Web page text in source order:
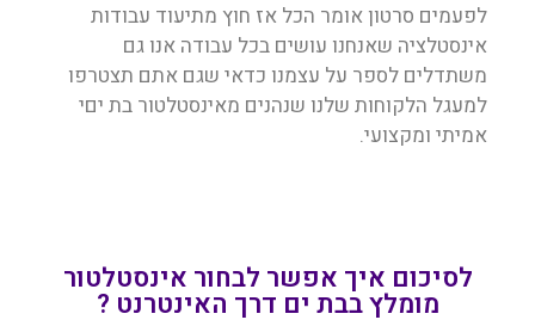
לפעמים סרטון אומר הכל אז חוץ מתיעוד עבודות
אינסטלציה שאנחנו עושים בכל עבודה אנו גם
משתדלים לספר על עצמנו כדאי שגם אתם תצטרפו
למעגל הלקוחות שלנו שנהנים מאינסטלטור בת יםי
אמיתי ומקצועי.
לסיכום איך אפשר לבחור אינסטלטור
מומלץ בבת ים דרך האינטרנט ?